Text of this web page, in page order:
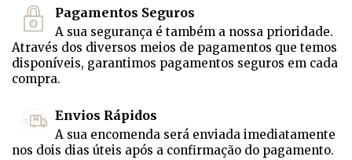
Pagamentos Seguros
A sua segurança é também a nossa prioridade.
Através dos diversos meios de pagamentos que temos
disponíveis, garantimos pagamentos seguros em cada
compra.
Envios Rápidos
A sua encomenda será enviada imediatamente
nos dois dias úteis após a confirmação do pagamento.